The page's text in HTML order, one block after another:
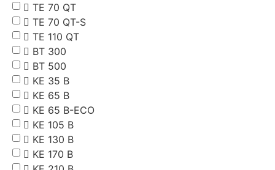
TE 70 QT
TE 70 QT-S
TE 110 QT
BT 300
BT 500
KE 35 B
KE 65 B
KE 65 B-ECO
KE 105 B
KE 130 B
KE 170 B